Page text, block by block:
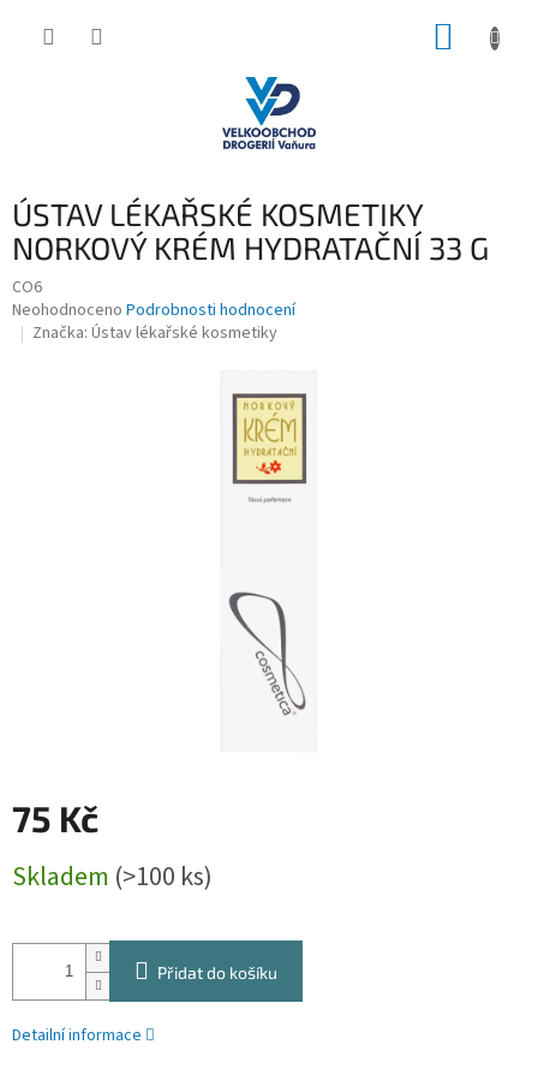
ÚSTAV LÉKAŘSKÉ KOSMETIKY
NORKOVÝ KRÉM HYDRATAČNÍ 33 G
CO6
Průměrné
hodnocení
Neohodnoceno Podrobnosti hodnocení
Značka: Ústav lékařské kosmetiky
75 Kč
cena:
Skladem (>100 ks)
Přidat do košíku
Detailní informace